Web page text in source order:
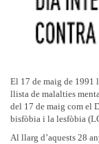
El 17 de maig de 1991
llista de malalties
del 17 de maig com el
bisfòbia i la lesfòbia
Al llarg d’aquests 28